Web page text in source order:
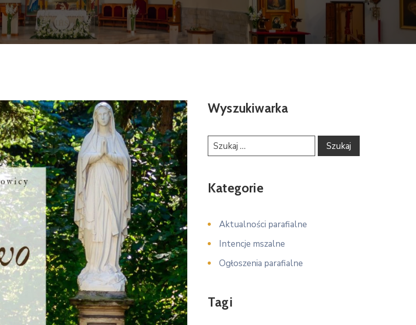
Wyszukiwarka
Kategorie
Aktualności parafialne
Intencje mszalne
Ogłoszenia parafialne
Tagi